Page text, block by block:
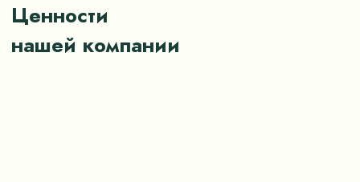
Ценности
нашей компании